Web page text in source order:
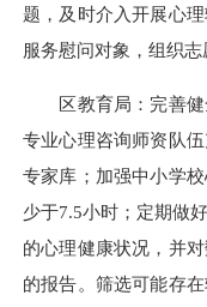
题，及时介入开展心
服务慰问对象，组织志
区教育局：完善健
专业心理咨询师资队
专家库；加强中小学
少于7.5小时；定期做
的心理健康状况，并
的报告。筛选可能存